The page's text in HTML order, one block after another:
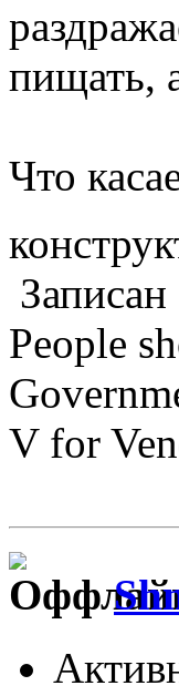
пищать,
Что
Записан
People
V for